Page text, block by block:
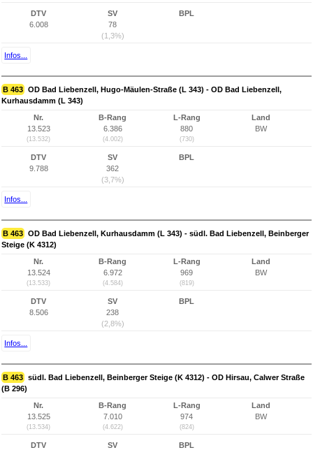
DTV
6.008
SV
78
(1,3%)
BPL
Infos...
B 463 OD Bad Liebenzell, Hugo-Mäulen-Straße (L 343) - OD Bad Liebenzell,
Kurhausdamm (L 343)
Nr.
13.523
(13.532)
B-Rang
6.386
(4.002)
L-Rang
880
(730)
Land
BW
DTV
9.788
SV
362
(3,7%)
BPL
Infos...
B 463 OD Bad Liebenzell, Kurhausdamm (L 343) - südl. Bad Liebenzell, Beinberger
Steige (K 4312)
Nr.
13.524
(13.533)
B-Rang
6.972
(4.584)
L-Rang
969
(819)
Land
BW
DTV
8.506
SV
238
(2,8%)
BPL
Infos...
B 463 südl. Bad Liebenzell, Beinberger Steige (K 4312) - OD Hirsau, Calwer Straße
(B 296)
Nr.
13.525
(13.534)
B-Rang
7.010
(4.622)
L-Rang
974
(824)
Land
BW
DTV
SV
BPL